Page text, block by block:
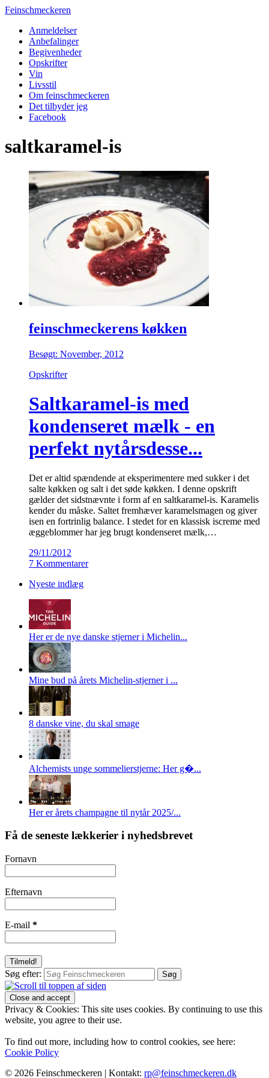
Feinschmeckeren
Anmeldelser
Anbefalinger
Begivenheder
Opskrifter
Vin
Livsstil
Om feinschmeckeren
Det tilbyder jeg
Facebook
saltkaramel-is
feinschmeckerens køkken
Besøgt: November, 2012
Opskrifter
Saltkaramel-is med
kondenseret mælk - en
perfekt nytårsdesse...
Det er altid spændende at eksperimentere med sukker i det
salte køkken og salt i det søde køkken. I denne opskrift
gælder det sidstnævnte i form af en saltkaramel-is. Karamelis
kender du måske. Saltet fremhæver karamelsmagen og giver
isen en fortrinlig balance. I stedet for en klassisk iscreme med
æggeblommer har jeg brugt kondenseret mælk,…
29/11/2012
7 Kommentarer
Nyeste indlæg
Her er de nye danske stjerner i Michelin...
Mine bud på årets Michelin-stjerner i ...
8 danske vine, du skal smage
Alchemists unge sommelierstjerne: Her g�...
Her er årets champagne til nytår 2025/...
Få de seneste lækkerier i nyhedsbrevet
Fornavn
Efternavn
E-mail *
Søg efter:
Privacy & Cookies: This site uses cookies. By continuing to use this
website, you agree to their use.
To find out more, including how to control cookies, see here:
Cookie Policy
© 2026 Feinschmeckeren | Kontakt: rp@feinschmeckeren.dk